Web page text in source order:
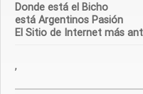
Donde está el Bicho
está Argentinos Pasión
El Sitio de Internet más
,